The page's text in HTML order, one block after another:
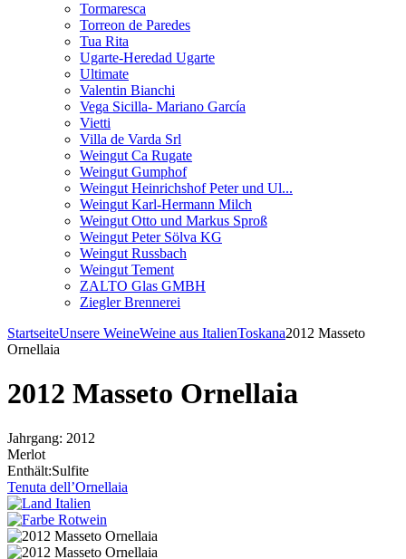
Tormaresca
Torreon de Paredes
Tua Rita
Ugarte-Heredad Ugarte
Ultimate
Valentin Bianchi
Vega Sicilla- Mariano García
Vietti
Villa de Varda Srl
Weingut Ca Rugate
Weingut Gumphof
Weingut Heinrichshof Peter und Ul...
Weingut Karl-Hermann Milch
Weingut Otto und Markus Sproß
Weingut Peter Sölva KG
Weingut Russbach
Weingut Tement
ZALTO Glas GMBH
Ziegler Brennerei
StartseiteUnsere WeineWeine aus ItalienToskana2012 Masseto
Ornellaia
2012 Masseto Ornellaia
Jahrgang: 2012
Merlot
Enthält:Sulfite
Tenuta dell’Ornellaia